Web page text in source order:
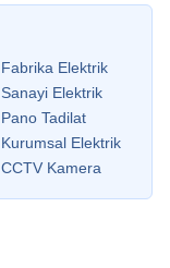
Elektrik
Elektrik
Tadilat
Elektrik
Kamera